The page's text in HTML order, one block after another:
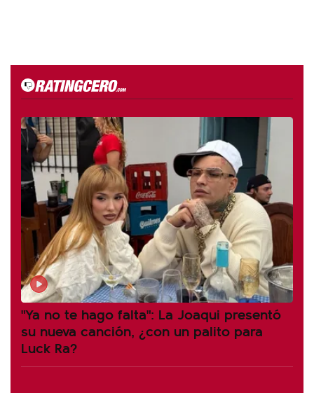
"Ya no te hago falta": La Joaqui presentó
su nueva canción, ¿con un palito para
Luck Ra?